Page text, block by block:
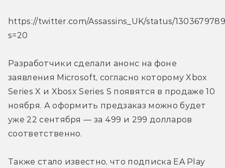
https://twitter.com/Assassins_UK/status/
s=20
Разработчики сделали анонс на фоне
заявления Microsoft, согласно которому Xbox
Series X и Xbosx Series S появятся в продаже 10
ноября. А оформить предзаказ можно будет
уже 22 сентября — за 499 и 299 долларов
соответственно.
Также стало известно, что подписка EA Play